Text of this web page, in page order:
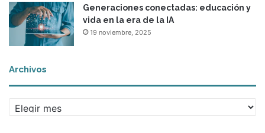
Generaciones conectadas: educación y
vida en la era de la IA
19 noviembre, 2025
Archivos
r